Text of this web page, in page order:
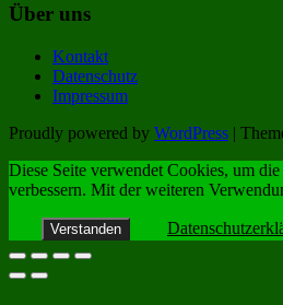
Über uns
Kontakt
Datenschutz
Impressum
Proudly powered by WordPress |
Diese Seite verwendet Cookies, um
verbessern. Mit der weiteren
Verstanden